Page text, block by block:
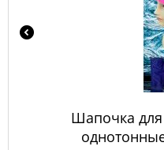
Шапочка для